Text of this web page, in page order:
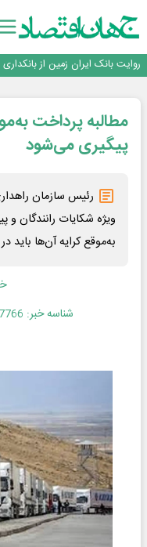
اجرای برنامه تحول بانک با تمرکز
داد
روایت بانک ایران زمین از
سرپرست اداره کل روابط عمومی
اجرای برنامه تحول بانک با تمرکز
مشتریان
بانک مهر
مطالبه پرداخت
پیگیری می‌شود
رئیس سازمان
ویژه شکایات رانندگان
به‌موقع کرایه آن‌ها باید
شناسه خبر: 187766